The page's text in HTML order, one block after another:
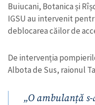
Buiucani, Botanica și
IGSU au intervenit
deblocarea căilor de
De intervenția
Albota de Sus, raionul
„O ambulanță